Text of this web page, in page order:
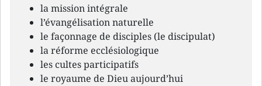
la mission intégrale
l’évangélisation naturelle
le façonnage de disciples (le discipulat)
la réforme ecclésiologique
les cultes participatifs
le royaume de Dieu aujourd’hui